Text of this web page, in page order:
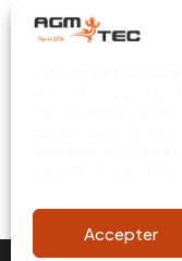
Accepter